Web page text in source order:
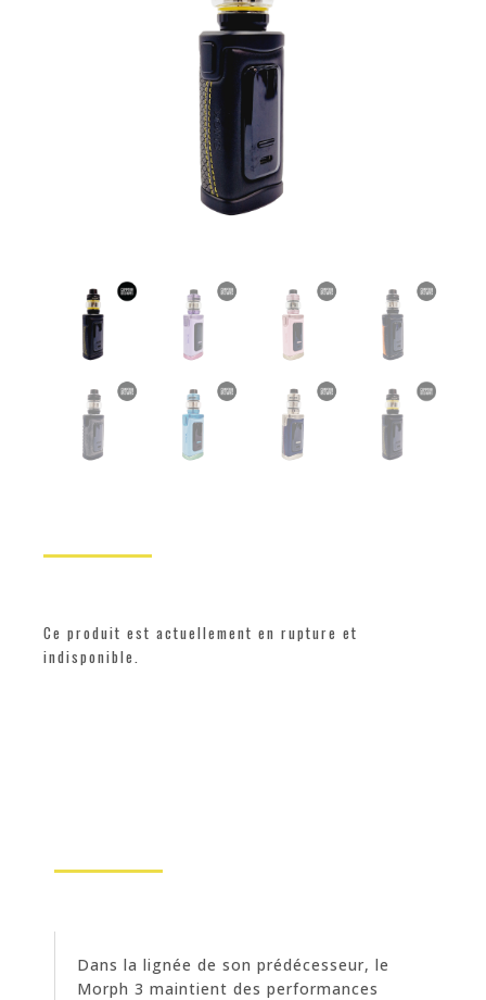
Ce produit est actuellement en rupture et
indisponible.
Dans la lignée de son prédécesseur, le
Morph 3 maintient des performances